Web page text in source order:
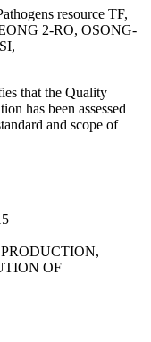
resource TF,
2-RO, OSONG-
that the Quality
has been assessed
and scope of
OF